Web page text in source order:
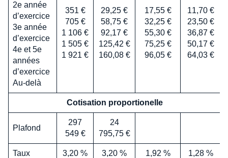
2e année
d’exercice
3e année
d’exercice
4e et 5e
années
d’exercice
Au-delà
351 €
705 €
1 106 €
1 505 €
1 921 €
29,25 €
58,75 €
92,17 €
125,42 €
160,08 €
17,55 €
32,25 €
55,30 €
75,25 €
96,05 €
11,70 €
23,50 €
36,87 €
50,17 €
64,03 €
Cotisation proportionelle
Plafond
297
549 €
24
795,75 €
Taux 3,20 % 3,20 % 1,92 % 1,28 %